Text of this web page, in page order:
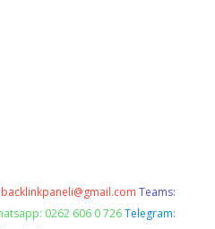
backlinkpaneli@gmail.com Teams:
0262 606 0 726 Telegram: